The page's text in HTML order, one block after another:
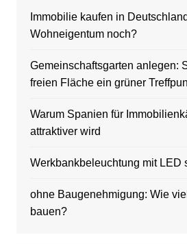
Immobilie kaufen in
Wohneigentum noch?
Gemeinschaftsgarten anlegen:
freien Fläche ein grüner
Warum Spanien für
attraktiver wird
Werkbankbeleuchtung mit LED
ohne Baugenehmigung: Wie
bauen?